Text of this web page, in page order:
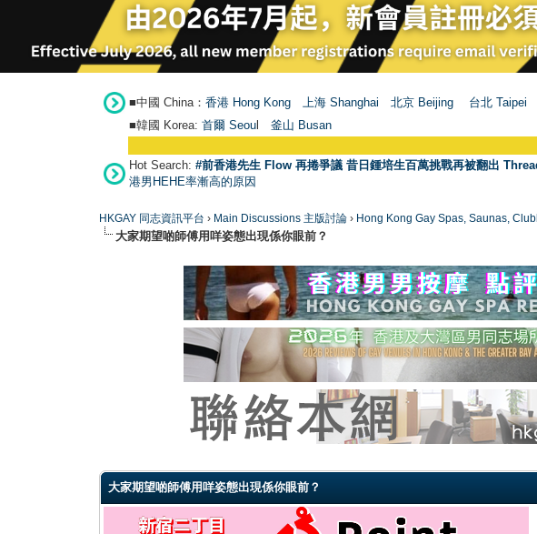
■中國 China： 香港 Hong Kong 上海 Shanghai 北京 Beijing 台北 Taipei
■韓國 Korea: 首爾 Seou 釜山 Busan
Hot Search: #前香港先生 Flow 再捲爭議 昔日鍾培生百萬挑戰再被翻出
港男HEHE率漸高的原因
HKGAY 同志資訊平台 › Main Discussions 主版討論 › Hong Kong Gay Spas, Saunas,
大家期望啲師傅用咩姿態出現係你眼前？
大家期望啲師傅用咩姿態出現係你眼前？